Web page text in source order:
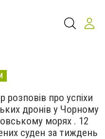
розповів про успіхи
дронів у Чорному
морях . 12
суден за тиждень